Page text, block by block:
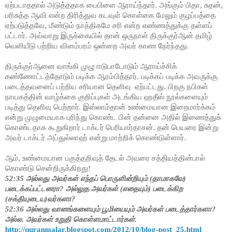
ஏற்படாததால் அடுத்ததாக பைபிளை ஆராய்ந்தார். அங்கும் பிதா, சுதன்,
பரிசுத்த ஆவி என்ற திரித்துவ கடவுள் கொள்கை மேலும் குழப்பத்தை
ஏற்படுத்தவே, மீண்டும் நாத்திகமே சரி என்ற எண்ணத்துக்கு தள்ளப்
பட்டார். அவ்வாறு இருக்கையில் தான் ஒருநாள் திருக்குர்ஆன் தமிழ்
வெளியீடு பற்றிய விளம்பரம் ஒன்றை அவர் காண நேர்ந்தது.
திருக்குர்ஆனை வாங்கி முழு ஈடுபாடோடும் ஆராய்ச்சிக்
கண்ணோட்டத்தோடும் படிக்க ஆரம்பித்தார். படிக்கப் படிக்க அவருக்கு
படைத்தவனைப் பற்றிய சரியான தெளிவு ஏற்பட்டது. பிறகு நபிகள்
நாயகத்தின் வாழ்க்கை குறிப்புகள் அடங்கிய ஹதீஸ் நூல்களையும்
படித்து தெளிவு பெற்றார். இஸ்லாம்தான் உண்மையான இறைமார்க்கம்
என்று முழுமையாக புரிந்து கொண்ட பின் தன்னை அதில் இணைத்துக்
கொண்டதாக கூறுகிறார் டாக்டர் பெரியார்தாசன். தன் பெயரை இன்று
அவர் டாக்டர் அப்துல்லாஹ் என்று மாற்றிக் கொண்டுள்ளார்.
ஆம், உண்மையான பகுத்தறிவுத் தேடல் அவரை சத்தியத்தின்பால்
கொண்டு சென்றிருக்கிறது!
52:35 அல்லது அவர்கள் எந்தப் பொருளின்றியும் (தாமாகவே)
படைக்கப்பட்டனரா? அல்லுத அவர்கள் (எதையும்) படைக்கிற
(சக்தியுடைய)வர்களா?
52:36 அல்லது வானங்களையும் பூமியையும் அவர்கள் படைத்தார்களா?
அல்ல. அவர்கள் உறுதி கொள்ளமாட்டார்கள்.
http://quranmalar.blogspot.com/2012/10/blog-post_25.html